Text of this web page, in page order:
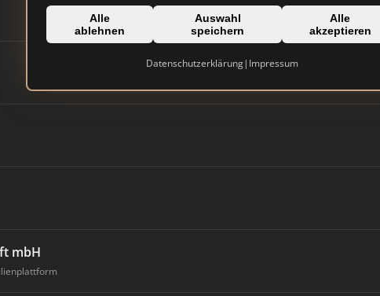
Alle
ablehnen
Auswahl
speichern
Alle
akzeptieren
Datenschutzerklärung| Impressum
mbH